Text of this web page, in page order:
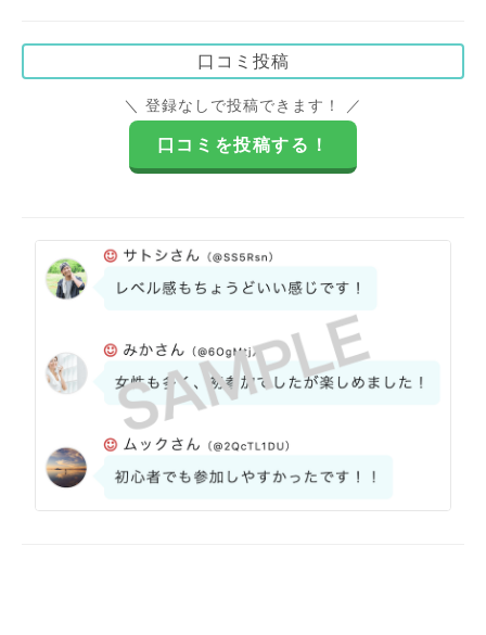
口コミ投稿
＼ 登録なしで投稿できます！ ／
口コミを投稿する！